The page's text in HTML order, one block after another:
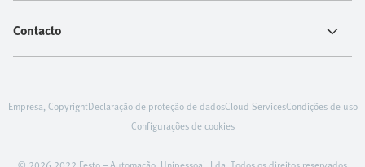
Contacto
Empresa, CopyrightDeclaração de proteção de dadosCloud ServicesCondições de uso
Configurações de cookies